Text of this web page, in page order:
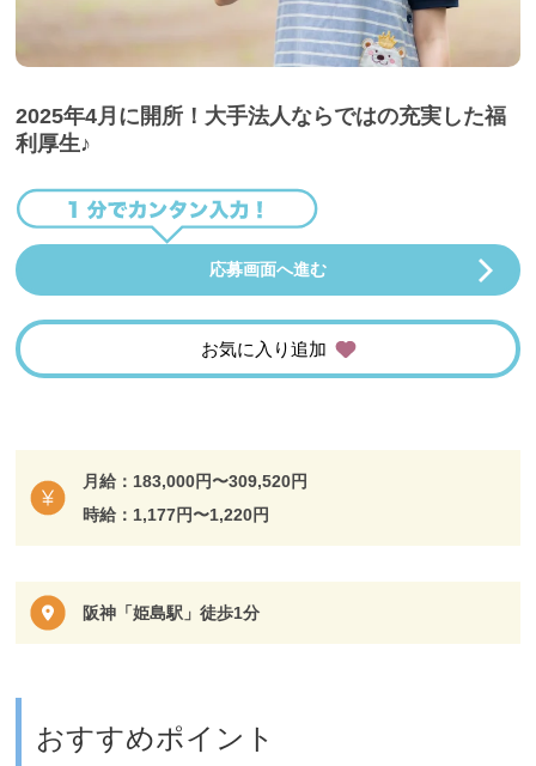
2025年4月に開所！大手法人ならではの充実した福
利厚生♪
応募画面へ進む
お気に入り追加
月給：183,000円〜309,520円
時給：1,177円〜1,220円
阪神「姫島駅」徒歩1分
おすすめポイント